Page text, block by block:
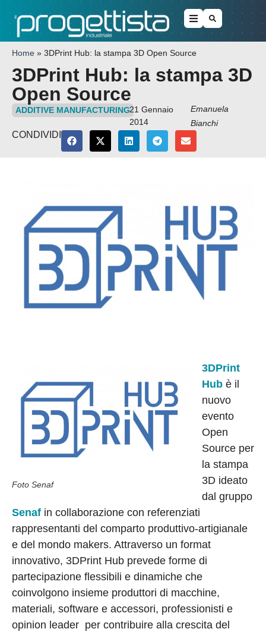
Home » 3DPrint Hub: la stampa 3D Open Source
3DPrint Hub: la stampa 3D
Open Source
ADDITIVE MANUFACTURING21 Gennaio
2014
Emanuela
Bianchi
CONDIVIDI
Foto Senaf
3DPrint
Hub è il
nuovo
evento
Open
Source per
la stampa
3D ideato
dal gruppo
Senaf in collaborazione con referenziati
rappresentanti del comparto produttivo-artigianale
e del mondo makers. Attraverso un format
innovativo, 3DPrint Hub prevede forme di
partecipazione flessibili e dinamiche che
coinvolgono insieme produttori di macchine,
materiali, software e accessori, professionisti e
opinion leader per contribuire alla crescita del